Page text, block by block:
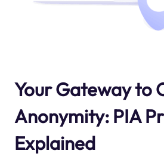
Your Gateway to
Anonymity: PIA
Explained